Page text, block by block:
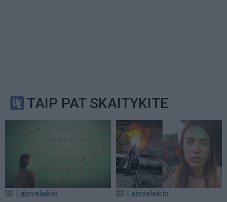
TAIP PAT SKAITYKITE
Laisvalaikis Laisvalaikis